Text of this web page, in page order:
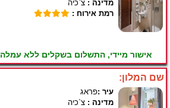
מדינה : צ`כיה
רמת אירוח :
אישור מיידי, התשלום בשקלים ללא עמלה
שם המלון:
עיר :פראג
מדינה : צ`כיה